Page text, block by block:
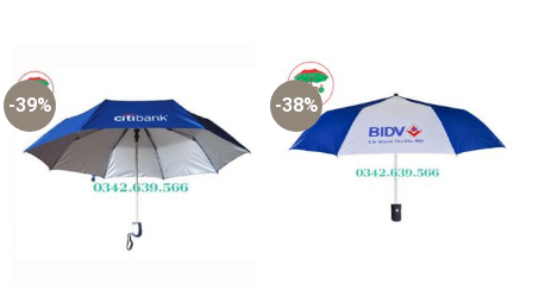
-39% -38%